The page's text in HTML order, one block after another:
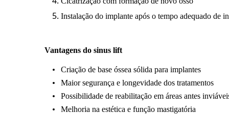
Instalação do implante após o tempo adequado de
Vantagens do sinus lift
Criação de base óssea sólida para implantes
Maior segurança e longevidade dos tratamentos
Possibilidade de reabilitação em áreas antes
Melhoria na estética e função mastigatória